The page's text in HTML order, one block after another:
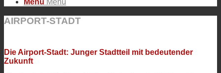
Menü Menü
AIRPORT-STADT
Die Airport-Stadt: Junger Stadtteil mit bedeutender
Zukunft